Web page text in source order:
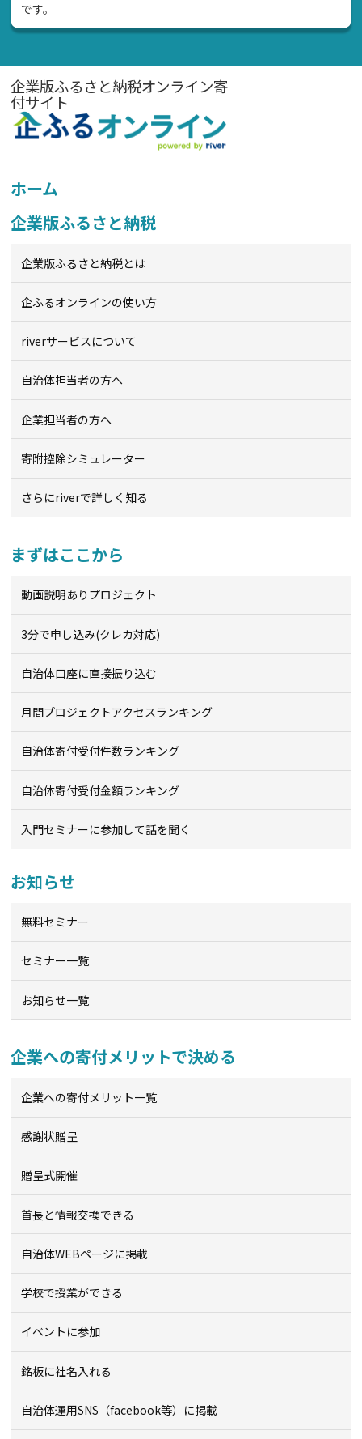
です。
企業版ふるさと納税オンライン寄
付サイト
ホーム
企業版ふるさと納税
企業版ふるさと納税とは
企ふるオンラインの使い方
riverサービスについて
自治体担当者の方へ
企業担当者の方へ
寄附控除シミュレーター
さらにriverで詳しく知る
まずはここから
動画説明ありプロジェクト
3分で申し込み(クレカ対応)
自治体口座に直接振り込む
月間プロジェクトアクセスランキング
自治体寄付受付件数ランキング
自治体寄付受付金額ランキング
入門セミナーに参加して話を聞く
お知らせ
無料セミナー
セミナー一覧
お知らせ一覧
企業への寄付メリットで決める
企業への寄付メリット一覧
感謝状贈呈
贈呈式開催
首長と情報交換できる
自治体WEBページに掲載
学校で授業ができる
イベントに参加
銘板に社名入れる
自治体運用SNS（facebook等）に掲載